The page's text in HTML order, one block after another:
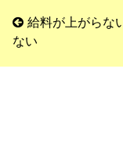
給料が上がらな
ない